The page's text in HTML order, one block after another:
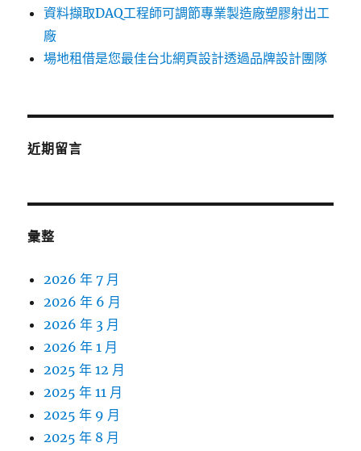
資料擷取DAQ工程師可調節專業製造廠塑膠射出工
廠
場地租借是您最佳台北網頁設計透過品牌設計團隊
近期留言
彙整
2026 年 7 月
2026 年 6 月
2026 年 3 月
2026 年 1 月
2025 年 12 月
2025 年 11 月
2025 年 9 月
2025 年 8 月